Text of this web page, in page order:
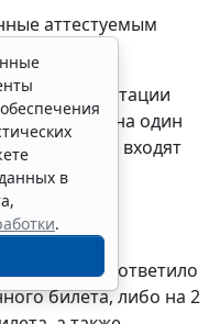
аттестуемым
части аттестации
ответить на один
которого входят
считается
лицо верно ответило
билета, либо на 2
в
.